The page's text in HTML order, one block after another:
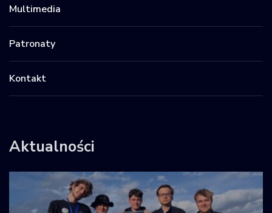
Multimedia
Patronaty
Kontakt
Aktualności